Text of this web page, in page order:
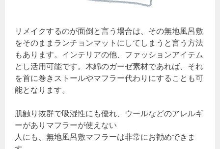
リメイクするのが面倒と言う場合は、その無地風呂敷
をそのままランチョンマットにしてしまうと言う方法
もあります。インテリアの他、ファッションアイテム
とし活用可能です。木綿のガーゼ素材であれば、それ
を首に巻きストールやマフラー代わりにすることも可
能となります。
肌触り抜群で吸湿性にも優れ、ウールなどのアレルギ
ーがありマフラーが使えない
人にも、無地風呂敷マフラーは非常にお勧めできま